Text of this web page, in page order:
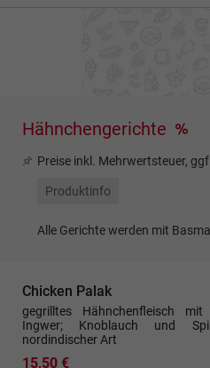
Hähnchengerichte
Preise inkl. Mehrwertsteuer,
Produktinfo
Alle Gerichte werden mit
Chicken Palak
gegrilltes Hähnchenfleisch mit
Ingwer; Knoblauch und
nordindischer Art
15,50 €